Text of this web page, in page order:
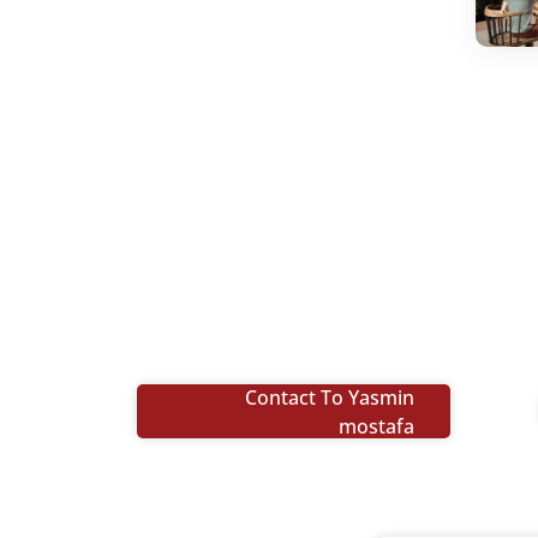
Contact To Yasmin
mostafa